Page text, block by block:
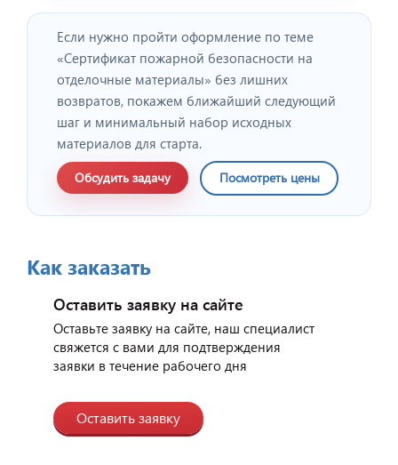
Отзыв от представителя
"ПРОФПЛАСТМЕТАЛЛ".
индийского ресторана
Если нужно пройти оформление по теме
«Сертификат пожарной безопасности на
отделочные материалы» без лишних
возвратов, покажем ближайший следующий
шаг и минимальный набор исходных
материалов для старта.
Обсудить задачу Посмотреть цены
Как заказать
Оставить заявку на сайте
Оставьте заявку на сайте, наш специалист
свяжется с вами для подтверждения
заявки в течение рабочего дня
Оставить заявку